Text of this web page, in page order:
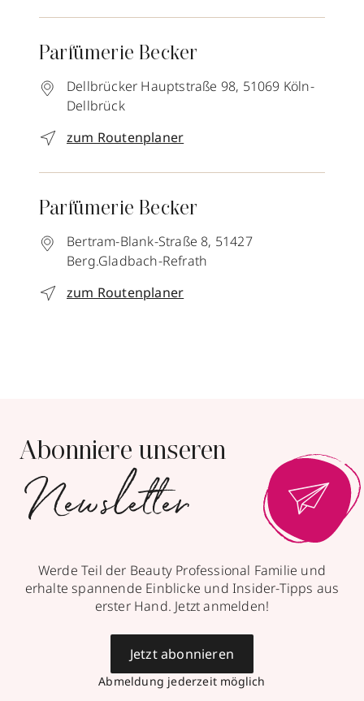
Parfümerie Becker
Dellbrücker Hauptstraße 98, 51069 Köln-
Dellbrück
zum Routenplaner
Parfümerie Becker
Bertram-Blank-Straße 8, 51427
Berg.Gladbach-Refrath
zum Routenplaner
Abonniere unseren
Newsletter
Werde Teil der Beauty Professional Familie und
erhalte spannende Einblicke und Insider-Tipps aus
erster Hand. Jetzt anmelden!
Abmeldung jederzeit möglich
Jetzt abonnieren